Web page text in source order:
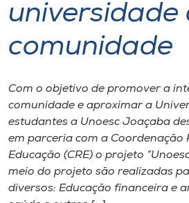
Atendimento ao Estudante
Portal de Ensino
A
Internacionalização
I.nova
universidade
comunidade
Com o objetivo de promover a
comunidade e aproximar a
estudantes a Unoesc Joaçaba
em parceria com a Coordenação
Educação (CRE) o projeto
meio do projeto são realizadas
diversos: Educação financeira e